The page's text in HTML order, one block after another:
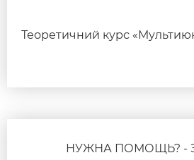
Теоретичний курс
НУЖНА ПОМОЩЬ? -